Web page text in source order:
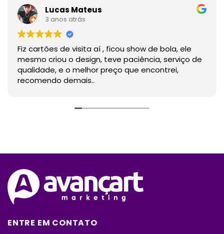
Lucas Mateus
3 anos atrás
Fiz cartões de visita aí , ficou show de bola, ele
mesmo criou o design, teve paciência, serviço de
qualidade, e o melhor preço que encontrei,
recomendo demais..
ENTRE EM CONTATO